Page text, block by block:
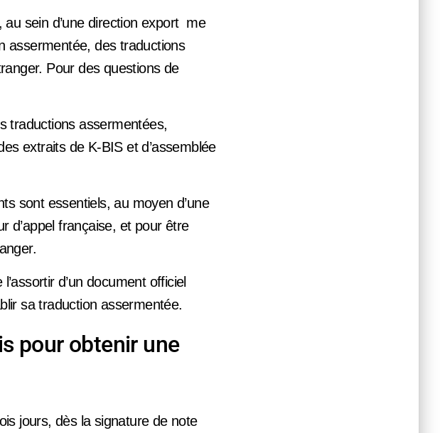
au sein d’une direction export me
assermentée, des traductions
Pour des questions de
traductions assermentées,
extraits de K-BIS et d’assemblée
sont essentiels, au moyen d’une
d’appel française, et pour être
d’un document officiel
sa traduction assermentée.
pour obtenir une
jours, dès la signature de note